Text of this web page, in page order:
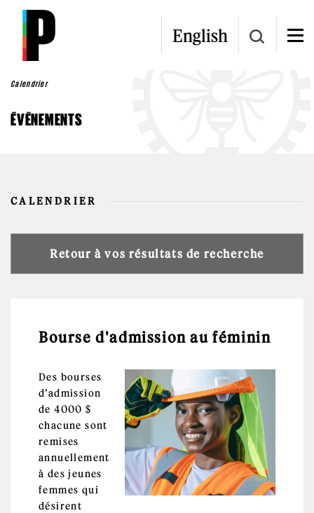
Aller au contenu principal
English
Calendrier
ÉVÉNEMENTS
CALENDRIER
Retour à vos résultats de recherche
Bourse d'admission au féminin
Des bourses
d’admission
de 4000 $
chacune sont
remises
annuellement
à des jeunes
femmes qui
désirent